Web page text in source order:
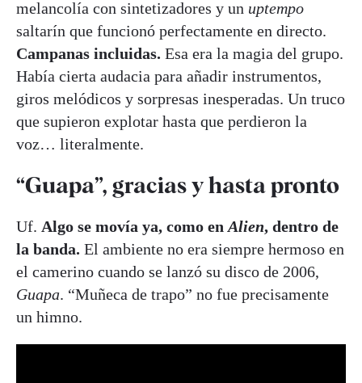
melancolía con sintetizadores y un uptempo
saltarín que funcionó perfectamente en directo.
Campanas incluidas. Esa era la magia del grupo.
Había cierta audacia para añadir instrumentos,
giros melódicos y sorpresas inesperadas. Un truco
que supieron explotar hasta que perdieron la
voz… literalmente.
“Guapa”, gracias y hasta pronto
Uf. Algo se movía ya, como en Alien, dentro de
la banda. El ambiente no era siempre hermoso en
el camerino cuando se lanzó su disco de 2006,
Guapa. “Muñeca de trapo” no fue precisamente
un himno.